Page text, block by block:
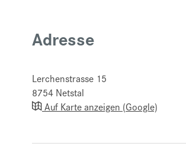
Adresse
Lerchenstrasse 15
8754 Netstal
Auf Karte anzeigen (Google)